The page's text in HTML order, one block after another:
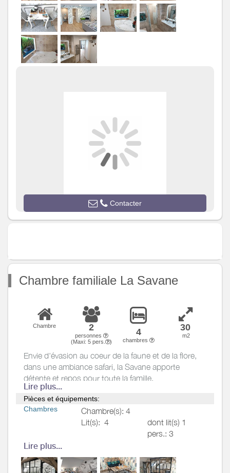
Salle de
bains/Salle
d'eau
Salle de bains avec
douche et baignoire
Salle(s) de bains (avec baignoire):
1
Balnéo 2 places et douche
Wifi
Jardin privé
Salon de jardin
Contacter
Chambre familiale La Savane
Chambre 2
personnes
(Maxi:5 pers. )
4
chambres
30
m2
Envie d'évasion au coeur de la faune et de la flore,
dans une ambiance safari, la Savane apporte
détente et repos pour toute la famille.
Composé d'une chambre pour les parents et une
chambre pour 3 enfants, une salle de douche
spacieuse et WC indépendant.
Lire plus...
Pièces et équipements:
Chambres
Chambre(s): 4
Lit(s): 4
dont lit(s) 1
pers.: 3
pers.: 1
La chambre des parents
Lire plus...